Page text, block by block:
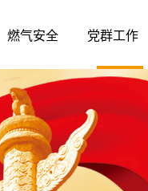
燃气安全 党群工作
科
用气
查
党建工作
工会之窗
青年之声
纪检动态
警钟长鸣
政策法规
企业理念
企业风采
社会责任
人才理念
人才培训
人才招聘